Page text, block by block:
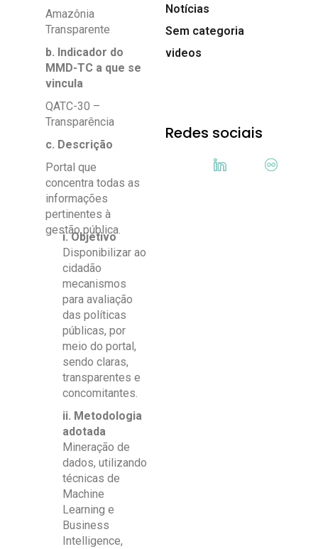
Amazônia
Transparente
b. Indicador do
MMD-TC a que se
vincula
QATC-30 –
Transparência
c. Descrição
Portal que
concentra todas as
informações
pertinentes à
gestão pública.
i. Objetivo
Disponibilizar ao
cidadão
mecanismos
para avaliação
das políticas
públicas, por
meio do portal,
sendo claras,
transparentes e
concomitantes.
ii. Metodologia
adotada
Mineração de
dados, utilizando
técnicas de
Machine
Learning e
Business
Intelligence,
Notícias
Sem categoria
videos
Redes sociais